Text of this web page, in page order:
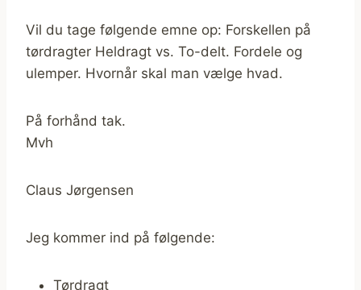
Vil du tage følgende emne op: Forskellen på
tørdragter Heldragt vs. To-delt. Fordele og
ulemper. Hvornår skal man vælge hvad.
På forhånd tak.
Mvh
Claus Jørgensen
Jeg kommer ind på følgende:
Tørdragt